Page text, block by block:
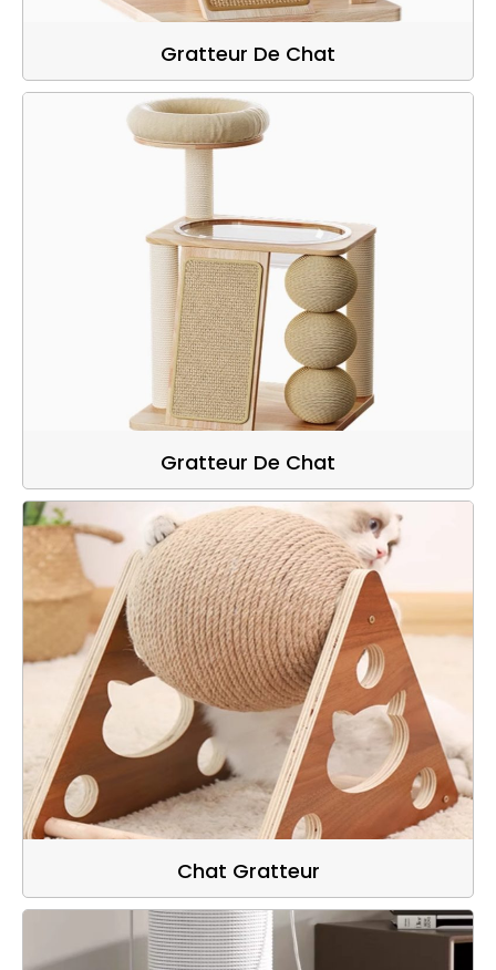
Gratteur De Chat
Gratteur De Chat
Chat Gratteur